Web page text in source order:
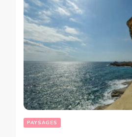
PAYSAGES